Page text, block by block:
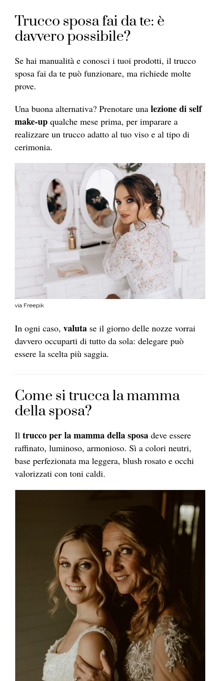
Trucco sposa fai da te: è
davvero possibile?
Se hai manualità e conosci i tuoi prodotti, il trucco
sposa fai da te può funzionare, ma richiede molte
prove.
Una buona alternativa? Prenotare una lezione di self
make-up qualche mese prima, per imparare a
realizzare un trucco adatto al tuo viso e al tipo di
cerimonia.
via Freepik
In ogni caso, valuta se il giorno delle nozze vorrai
davvero occuparti di tutto da sola: delegare può
essere la scelta più saggia.
Come si trucca la mamma
della sposa?
Il trucco per la mamma della sposa deve essere
raffinato, luminoso, armonioso. Sì a colori neutri,
base perfezionata ma leggera, blush rosato e occhi
valorizzati con toni caldi.